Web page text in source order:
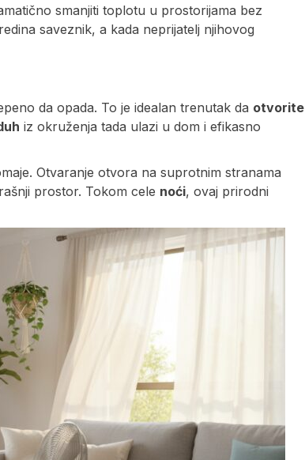
smanjiti toplotu u prostorijama bez
saveznik, a kada neprijatelj njihovog
da opada. To je idealan trenutak da otvorite
iz okruženja tada ulazi u dom i efikasno
Otvaranje otvora na suprotnim stranama
prostor. Tokom cele noći, ovaj prirodni